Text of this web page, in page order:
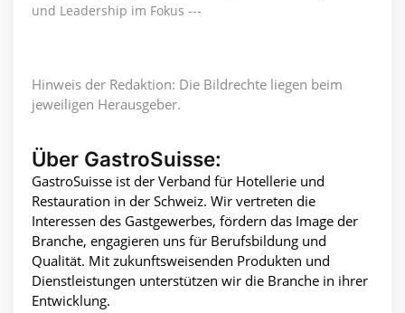
und Leadership im Fokus ---
Hinweis der Redaktion: Die Bildrechte liegen beim
jeweiligen Herausgeber.
Über GastroSuisse:
GastroSuisse ist der Verband für Hotellerie und
Restauration in der Schweiz. Wir vertreten die
Interessen des Gastgewerbes, fördern das Image der
Branche, engagieren uns für Berufsbildung und
Qualität. Mit zukunftsweisenden Produkten und
Dienstleistungen unterstützen wir die Branche in ihrer
Entwicklung.